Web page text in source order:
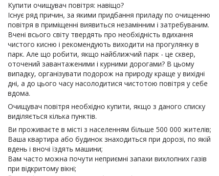
Купити очищувач повітря: навіщо?
Існує ряд причин, за якими придбання приладу по очищенню
повітря в приміщенні виявиться незамінним і затребуваним.
Вчені всього світу твердять про необхідність вдихання
чистого кисню і рекомендують виходити на прогулянку в
парк. Але що робити, якщо найближчий парк - це сквер,
оточений завантаженими і курними дорогами? В цьому
випадку, організувати подорож на природу краще у вихідні
дні, а до цього часу насолодитися чистотою повітря у себе
вдома.
Очищувач повітря необхідно купити, якщо з даного списку
виділяється кілька пунктів.
Ви проживаєте в місті з населенням більше 500 000 жителів;
Ваша квартира або будинок знаходиться при дорозі, по якій
вдень і вночі їздять машини;
Вам часто можна почути неприємні запахи вихлопних газів
при відкритому вікні;